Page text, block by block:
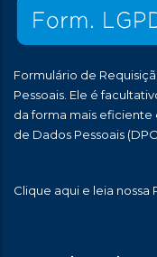
Formulário de
Pessoais. Ele é
da forma mais eficiente
de Dados Pessoais
Clique aqui e leia nossa